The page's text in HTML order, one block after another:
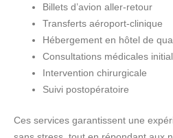
Billets d’avion aller-retour
Transferts aéroport-clinique
Hébergement en hôtel de
Consultations médicales
Intervention chirurgicale
Suivi postopératoire
Ces services garantissent une